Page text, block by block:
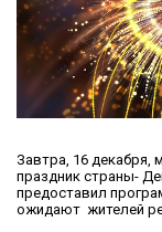
Завтра, 16 декабря,
праздник страны-
предоставил
ожидают жителей